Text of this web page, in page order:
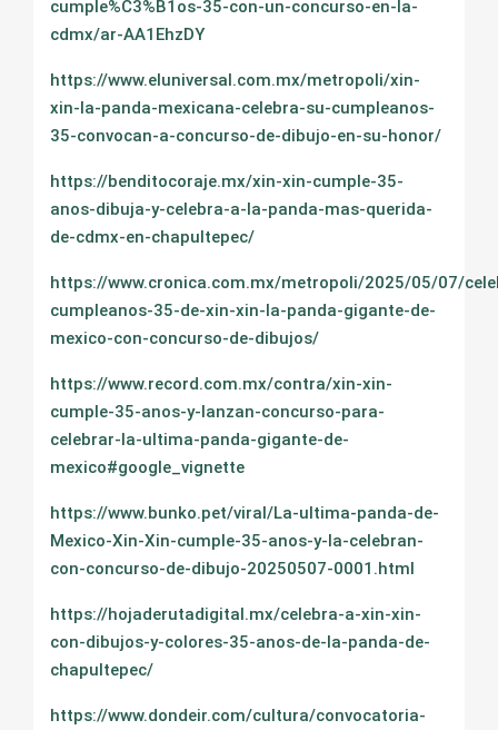
cumple%C3%B1os-35-con-un-concurso-en-la-
cdmx/ar-AA1EhzDY
https://www.eluniversal.com.mx/metropoli/xin-
xin-la-panda-mexicana-celebra-su-cumpleanos-
35-convocan-a-concurso-de-dibujo-en-su-honor/
https://benditocoraje.mx/xin-xin-cumple-35-
anos-dibuja-y-celebra-a-la-panda-mas-querida-
de-cdmx-en-chapultepec/
https://www.cronica.com.mx/metropoli/2025/05/07/
cumpleanos-35-de-xin-xin-la-panda-gigante-de-
mexico-con-concurso-de-dibujos/
https://www.record.com.mx/contra/xin-xin-
cumple-35-anos-y-lanzan-concurso-para-
celebrar-la-ultima-panda-gigante-de-
mexico#google_vignette
https://www.bunko.pet/viral/La-ultima-panda-de-
Mexico-Xin-Xin-cumple-35-anos-y-la-celebran-
con-concurso-de-dibujo-20250507-0001.html
https://hojaderutadigital.mx/celebra-a-xin-xin-
con-dibujos-y-colores-35-anos-de-la-panda-de-
chapultepec/
https://www.dondeir.com/cultura/convocatoria-